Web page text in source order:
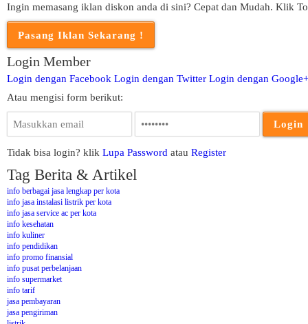
Ingin memasang iklan diskon anda di sini? Cepat dan Mudah. Klik
Login Member
Login dengan Facebook Login dengan Twitter Login dengan Google+
Atau mengisi form berikut:
Tidak bisa login? klik Lupa Password atau Register
Tag Berita & Artikel
info berbagai jasa lengkap per kota
info jasa instalasi listrik per kota
info jasa service ac per kota
info kesehatan
info kuliner
info pendidikan
info promo finansial
info pusat perbelanjaan
info supermarket
info tarif
jasa pembayaran
jasa pengiriman